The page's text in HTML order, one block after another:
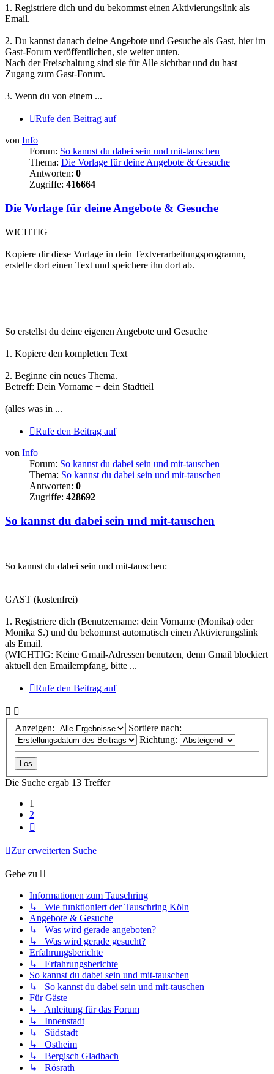
1. Registriere dich und du bekommst einen Aktivierungslink als
Email.
2. Du kannst danach deine Angebote und Gesuche als Gast, hier im
Gast-Forum veröffentlichen, sie weiter unten.
Nach der Freischaltung sind sie für Alle sichtbar und du hast
Zugang zum Gast-Forum.
3. Wenn du von einem ...
Rufe den Beitrag auf
von Info
Forum: So kannst du dabei sein und mit-tauschen
Thema: Die Vorlage für deine Angebote & Gesuche
Antworten: 0
Zugriffe: 416664
Die Vorlage für deine Angebote & Gesuche
WICHTIG
Kopiere dir diese Vorlage in dein Textverarbeitungsprogramm,
erstelle dort einen Text und speichere ihn dort ab.
So erstellst du deine eigenen Angebote und Gesuche
1. Kopiere den kompletten Text
2. Beginne ein neues Thema.
Betreff: Dein Vorname + dein Stadtteil
(alles was in ...
Rufe den Beitrag auf
von Info
Forum: So kannst du dabei sein und mit-tauschen
Thema: So kannst du dabei sein und mit-tauschen
Antworten: 0
Zugriffe: 428692
So kannst du dabei sein und mit-tauschen
So kannst du dabei sein und mit-tauschen:
GAST (kostenfrei)
1. Registriere dich (Benutzername: dein Vorname (Monika) oder
Monika S.) und du bekommst automatisch einen Aktivierungslink
als Email.
(WICHTIG: Keine Gmail-Adressen benutzen, denn Gmail blockiert
aktuell den Emailempfang, bitte ...
Rufe den Beitrag auf
Anzeigen:
Sortiere nach:
Richtung:
Die Suche ergab 13 Treffer
1
2
Zur erweiterten Suche
Gehe zu
Informationen zum Tauschring
↳ Wie funktioniert der Tauschring Köln
Angebote & Gesuche
↳ Was wird gerade angeboten?
↳ Was wird gerade gesucht?
Erfahrungsberichte
↳ Erfahrungsberichte
So kannst du dabei sein und mit-tauschen
↳ So kannst du dabei sein und mit-tauschen
Für Gäste
↳ Anleitung für das Forum
↳ Innenstadt
↳ Südstadt
↳ Ostheim
↳ Bergisch Gladbach
↳ Rösrath